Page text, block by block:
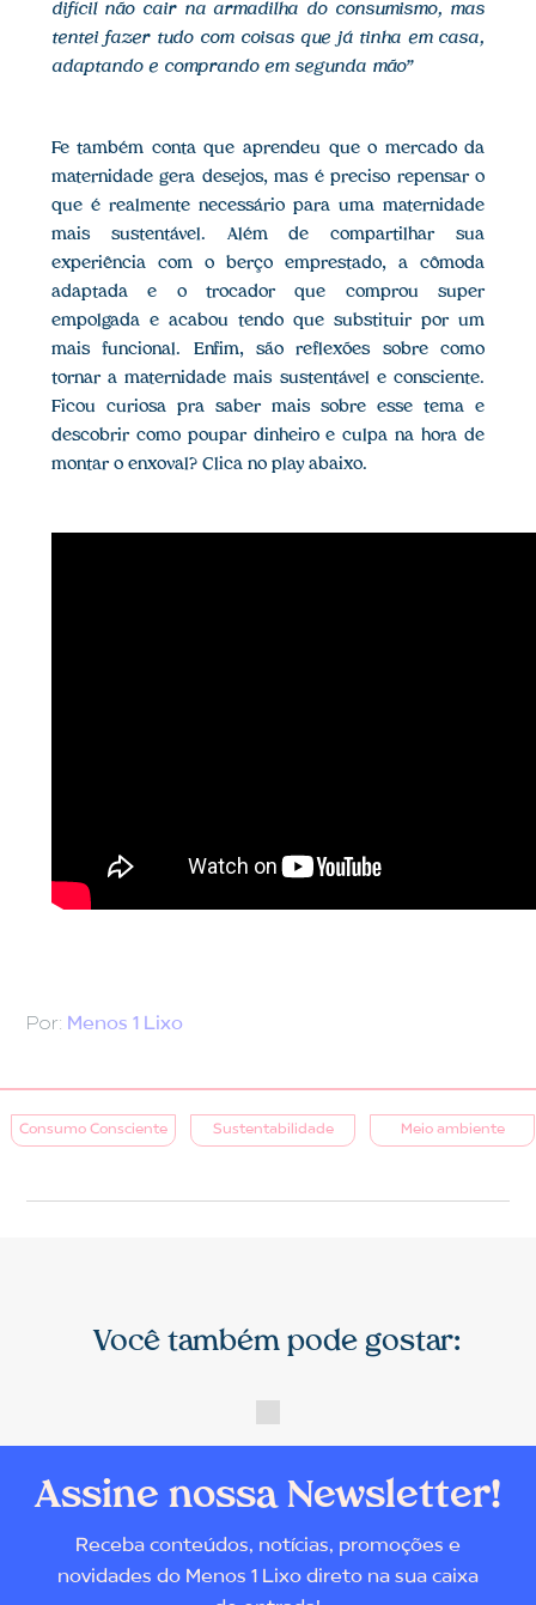
difícil não cair na armadilha do consumismo, mas
tentei fazer tudo com coisas que já tinha em casa,
adaptando e comprando em segunda mão”
Fe também conta que aprendeu que o mercado da
maternidade gera desejos, mas é preciso repensar o
que é realmente necessário para uma maternidade
mais sustentável. Além de compartilhar sua
experiência com o berço emprestado, a cômoda
adaptada e o trocador que comprou super
empolgada e acabou tendo que substituir por um
mais funcional. Enfim, são reflexões sobre como
tornar a maternidade mais sustentável e consciente.
Ficou curiosa pra saber mais sobre esse tema e
descobrir como poupar dinheiro e culpa na hora de
montar o enxoval? Clica no play abaixo.
Menos 1 Lixo
Por:
Consumo Consciente Sustentabilidade Meio ambiente
Você também pode gostar:
Assine nossa Newsletter!
Receba conteúdos, notícias, promoções e
novidades do Menos 1 Lixo direto na sua caixa